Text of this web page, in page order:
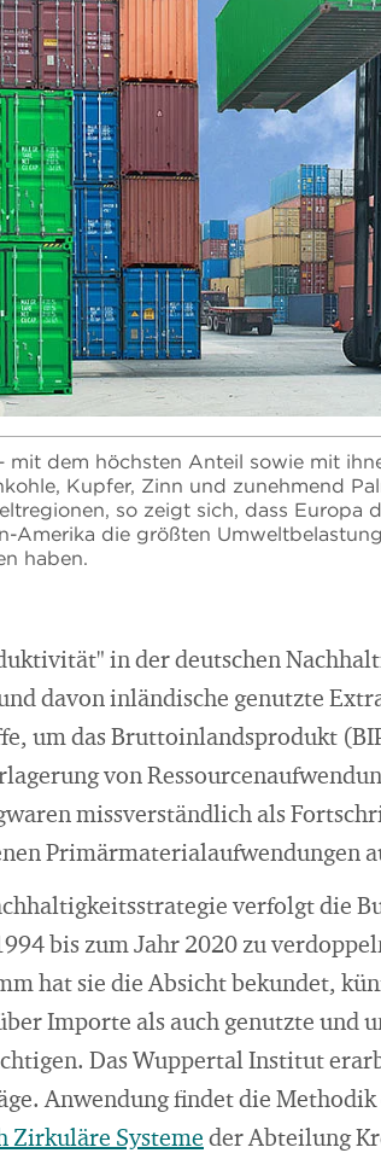
mit dem höchsten Anteil sowie mit
Kupfer, Zinn und zunehmend
so zeigt sich, dass Europa
Amerika die größten
haben.
in der deutschen
davon inländische genutzte
um das Bruttoinlandsprodukt
von
missverständlich als
Primärmaterialaufwendungen
verfolgt die
bis zum Jahr 2020 zu
hat sie die Absicht bekundet,
Importe als auch genutzte und
Das Wuppertal Institut
Anwendung findet die
Zirkuläre Systeme der Abteilung